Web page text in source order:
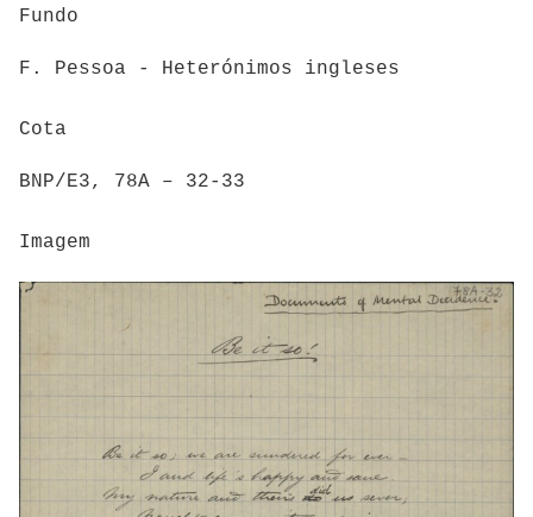
Fundo
F. Pessoa - Heterónimos ingleses
Cota
BNP/E3, 78A – 32-33
Imagem